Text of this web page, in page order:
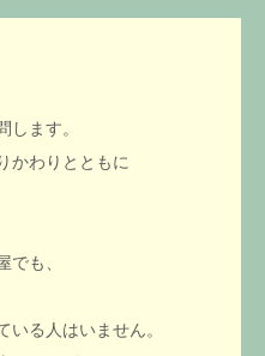
ます。
かわりとともに
も、
る人はいません。